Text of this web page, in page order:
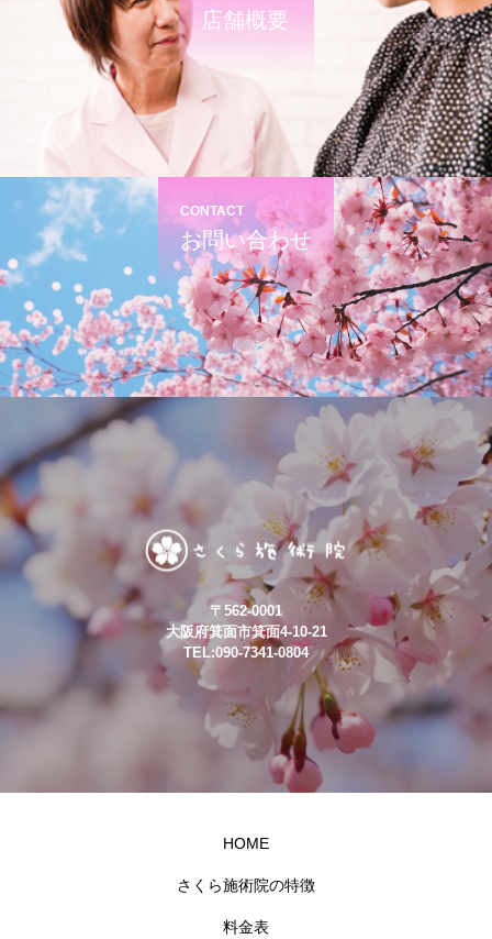
店舗概要
CONTACT
お問い合わせ
〒562-0001
大阪府箕面市箕面4-10-21
TEL:090-7341-0804
HOME
さくら施術院の特徴
料金表